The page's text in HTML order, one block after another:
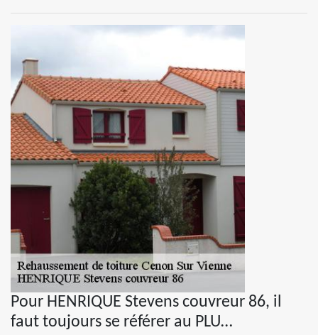
Pour HENRIQUE Stevens couvreur 86, il
faut toujours se référer au PLU…